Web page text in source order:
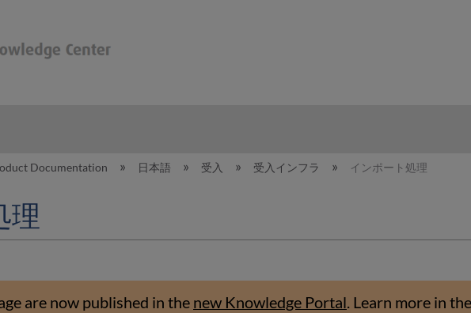
hierarchy
Documentation 日本語 受入 受入インフラ インポート処理
理
are now published in the new Knowledge Portal. Learn more in the